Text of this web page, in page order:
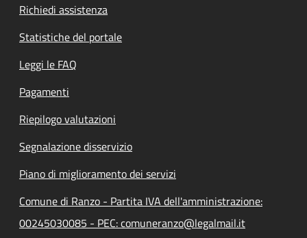
Richiedi assistenza
Statistiche del portale
Leggi le FAQ
Pagamenti
Riepilogo valutazioni
Segnalazione disservizio
Piano di miglioramento dei servizi
Comune di Ranzo - Partita IVA dell'amministrazione:
00245030085 - PEC: comuneranzo@legalmail.it